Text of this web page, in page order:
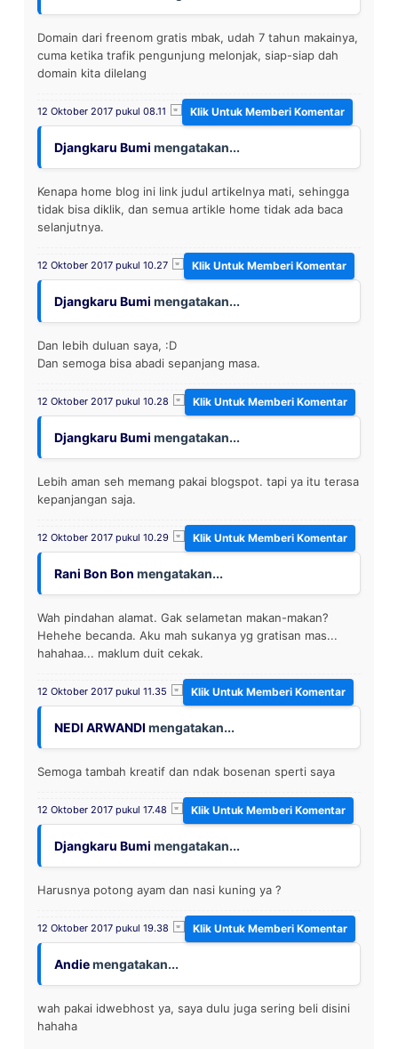
Domain dari freenom gratis mbak, udah 7 tahun makainya,
cuma ketika trafik pengunjung melonjak, siap-siap dah
domain kita dilelang
12 Oktober 2017 pukul 08.11
Djangkaru Bumi mengatakan...
Kenapa home blog ini link judul artikelnya mati, sehingga
tidak bisa diklik, dan semua artikle home tidak ada baca
selanjutnya.
12 Oktober 2017 pukul 10.27
Djangkaru Bumi mengatakan...
Dan lebih duluan saya, :D
Dan semoga bisa abadi sepanjang masa.
12 Oktober 2017 pukul 10.28
Djangkaru Bumi mengatakan...
Lebih aman seh memang pakai blogspot. tapi ya itu terasa
kepanjangan saja.
12 Oktober 2017 pukul 10.29
Rani Bon Bon mengatakan...
Wah pindahan alamat. Gak selametan makan-makan?
Hehehe becanda. Aku mah sukanya yg gratisan mas...
hahahaa... maklum duit cekak.
12 Oktober 2017 pukul 11.35
NEDI ARWANDI mengatakan...
Semoga tambah kreatif dan ndak bosenan sperti saya
12 Oktober 2017 pukul 17.48
Djangkaru Bumi mengatakan...
Harusnya potong ayam dan nasi kuning ya ?
12 Oktober 2017 pukul 19.38
Andiemengatakan...
wah pakai idwebhost ya, saya dulu juga sering beli disini
hahaha